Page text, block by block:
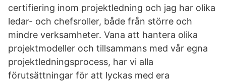
certifiering inom projektledning och jag har olika
ledar- och chefsroller, både från större och
mindre verksamheter. Vana att hantera olika
projektmodeller och tillsammans med vår egna
projektledningsprocess, har vi alla
förutsättningar för att lyckas med era